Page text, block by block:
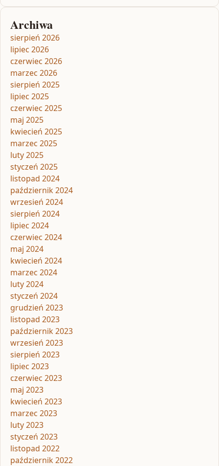
Archiwa
sierpień 2026
lipiec 2026
czerwiec 2026
marzec 2026
sierpień 2025
lipiec 2025
czerwiec 2025
maj 2025
kwiecień 2025
marzec 2025
luty 2025
styczeń 2025
listopad 2024
październik 2024
wrzesień 2024
sierpień 2024
lipiec 2024
czerwiec 2024
maj 2024
kwiecień 2024
marzec 2024
luty 2024
styczeń 2024
grudzień 2023
listopad 2023
październik 2023
wrzesień 2023
sierpień 2023
lipiec 2023
czerwiec 2023
maj 2023
kwiecień 2023
marzec 2023
luty 2023
styczeń 2023
listopad 2022
październik 2022